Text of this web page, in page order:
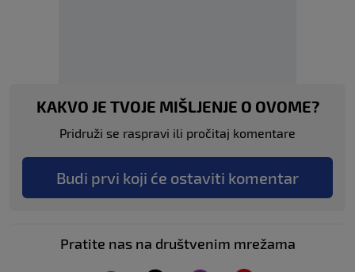
KAKVO JE TVOJE MIŠLJENJE O OVOME?
Pridruži se raspravi ili pročitaj komentare
Budi prvi koji će ostaviti komentar
Pratite nas na društvenim mrežama